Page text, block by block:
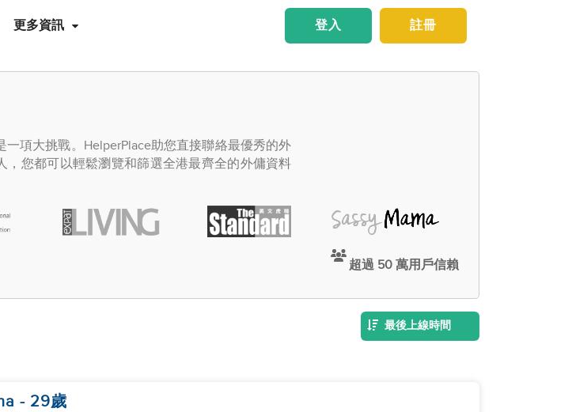
更多資訊 註冊
登入
項大挑戰。HelperPlace助您直接聯絡最優秀的外
您都可以輕鬆瀏覽和篩選全港最齊全的外傭資料
超過 50 萬用戶信賴
最後上線時間
- 29歲